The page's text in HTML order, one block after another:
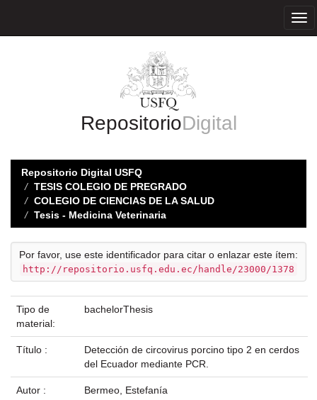
RepositorioDigital
Repositorio Digital USFQ
TESIS COLEGIO DE PREGRADO
COLEGIO DE CIENCIAS DE LA SALUD
Tesis - Medicina Veterinaria
Por favor, use este identificador para citar o enlazar este ítem:
http://repositorio.usfq.edu.ec/handle/23000/1378
Tipo de
material:
bachelorThesis
Título :
Detección de circovirus porcino tipo 2 en cerdos
del Ecuador mediante PCR.
Autor : Bermeo, Estefanía